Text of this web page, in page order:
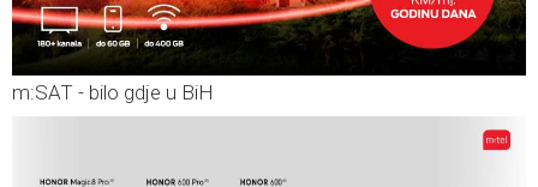
m:SAT - bilo gdje u BiH